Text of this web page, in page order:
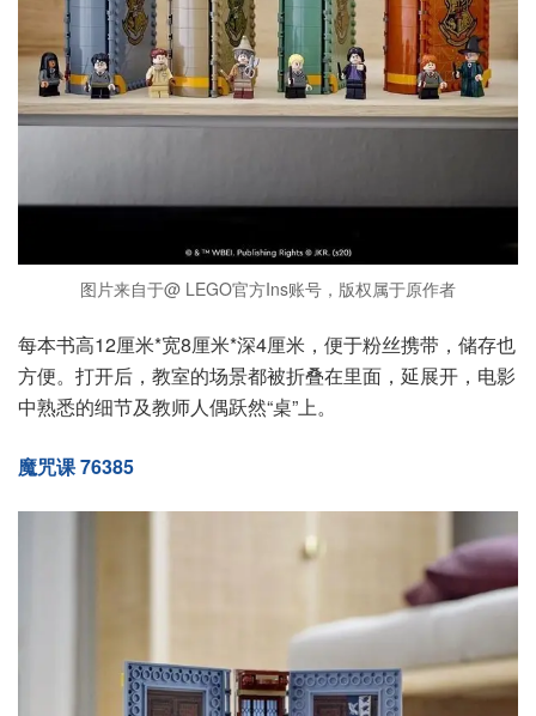
图片来自于@ LEGO官方Ins账号，版权属于原作者
每本书高12厘米*宽8厘米*深4厘米，便于粉丝携带，储存也
方便。打开后，教室的场景都被折叠在里面，延展开，电影
中熟悉的细节及教师人偶跃然“桌”上。
魔咒课 76385